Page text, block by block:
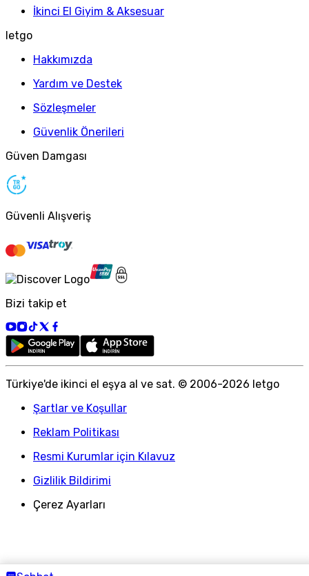
İkinci El Giyim & Aksesuar
letgo
Hakkımızda
Yardım ve Destek
Sözleşmeler
Güvenlik Önerileri
Güven Damgası
Güvenli Alışveriş
Bizi takip et
Türkiye'de ikinci el eşya al ve sat. © 2006-2026 letgo
Şartlar ve Koşullar
Reklam Politikası
Resmi Kurumlar için Kılavuz
Gizlilik Bildirimi
Çerez Ayarları